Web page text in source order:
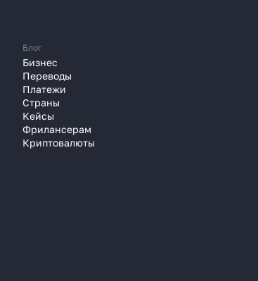
Блог
Бизнес
Переводы
Платежи
Страны
Кейсы
Фрилансерам
Криптовалюты